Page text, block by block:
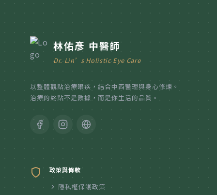
林佑彥 中醫師
Dr. Lin’s Holistic Eye Care
以整體觀點治療眼疾，結合中西醫理與身心修煉。
治療的終點不是數據，而是你生活的品質。
政策與條款
隱私權保護政策